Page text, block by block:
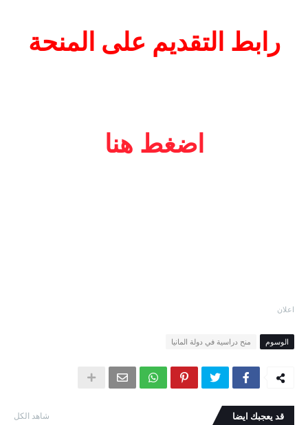
رابط التقديم على المنحة
اضغط هنا
اعلان
الوسوم منح دراسية في دولة المانيا
قد يعجبك ايضا شاهد الكل